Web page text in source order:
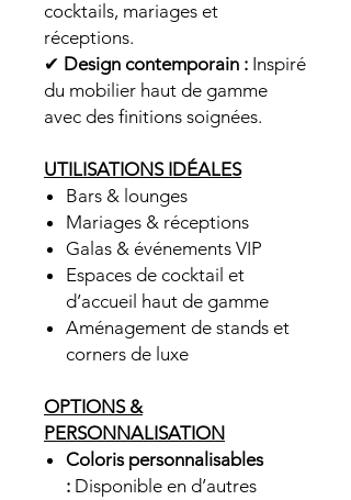
cocktails, mariages et
réceptions.
✔ Design contemporain : Inspiré
du mobilier haut de gamme
avec des finitions soignées.
UTILISATIONS IDÉALES
Bars & lounges
Mariages & réceptions
Galas & événements VIP
Espaces de cocktail et
d’accueil haut de gamme
Aménagement de stands et
corners de luxe
OPTIONS &
PERSONNALISATION
Coloris personnalisables
: Disponible en d’autres